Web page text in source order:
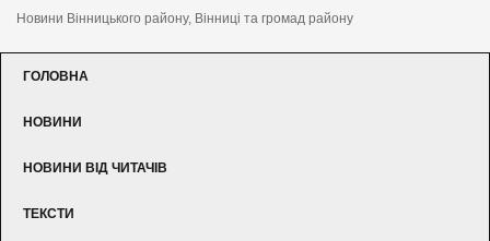
Новини Вінницького району, Вінниці та громад району
ГОЛОВНА
НОВИНИ
НОВИНИ ВІД ЧИТАЧІВ
ТЕКСТИ